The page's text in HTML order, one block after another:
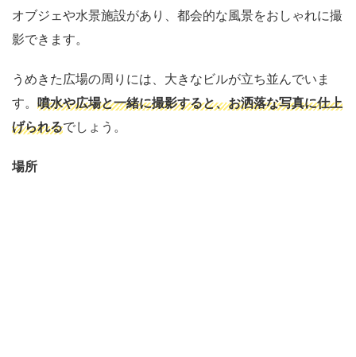
オブジェや水景施設があり、都会的な風景をおしゃれに撮
影できます。
うめきた広場の周りには、大きなビルが立ち並んでいま
す。 噴水や広場と一緒に撮影すると、お洒落な写真に仕上
げられるでしょう。
場所